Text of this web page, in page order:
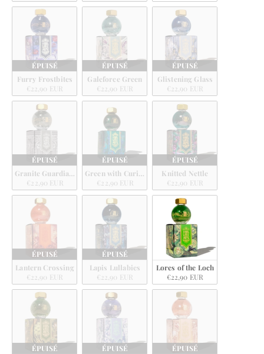
ÉPUISÉ
Furry Frostbites
€22,90 EUR
ÉPUISÉ
Galeforce Green
€22,90 EUR
ÉPUISÉ
Glistening Glass
€22,90 EUR
ÉPUISÉ
Granite Guardians
€22,90 EUR
ÉPUISÉ
Green with Curiosity
€22,90 EUR
ÉPUISÉ
Knitted Nettle
€22,90 EUR
ÉPUISÉ
Lantern Crossing
€22,90 EUR
ÉPUISÉ
Lapis Lullabies
€22,90 EUR
Lores of the Loch
€22,90 EUR
ÉPUISÉ
ÉPUISÉ
ÉPUISÉ